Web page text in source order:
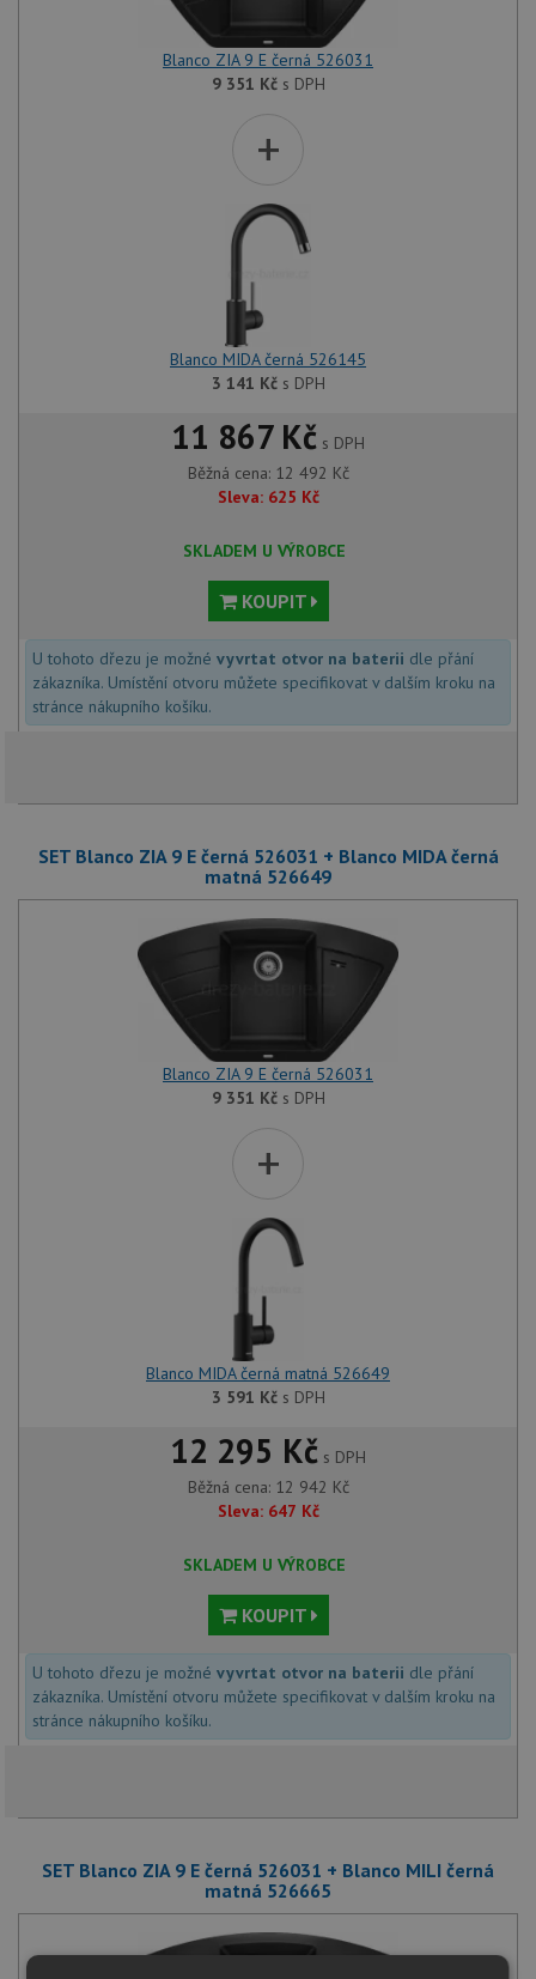
Blanco ZIA 9 E černá 526031
9 351 Kčs DPH
+
Blanco MIDA černá 526145
3 141 Kčs DPH
11 867 Kč s DPH
Běžná cena: 12 492 Kč
Sleva: 625 Kč
SKLADEM U VÝROBCE
KOUPIT
U tohoto dřezu je možné vyvrtat otvor na baterii dle přání
zákazníka. Umístění otvoru můžete specifikovat v dalším kroku na
stránce nákupního košíku.
SET Blanco ZIA 9 E černá 526031 + Blanco MIDA černá
matná 526649
Blanco ZIA 9 E černá 526031
9 351 Kčs DPH
+
Blanco MIDA černá matná 526649
3 591 Kčs DPH
12 295 Kč s DPH
Běžná cena: 12 942 Kč
Sleva: 647 Kč
SKLADEM U VÝROBCE
KOUPIT
U tohoto dřezu je možné vyvrtat otvor na baterii dle přání
zákazníka. Umístění otvoru můžete specifikovat v dalším kroku na
stránce nákupního košíku.
SET Blanco ZIA 9 E černá 526031 + Blanco MILI černá
matná 526665